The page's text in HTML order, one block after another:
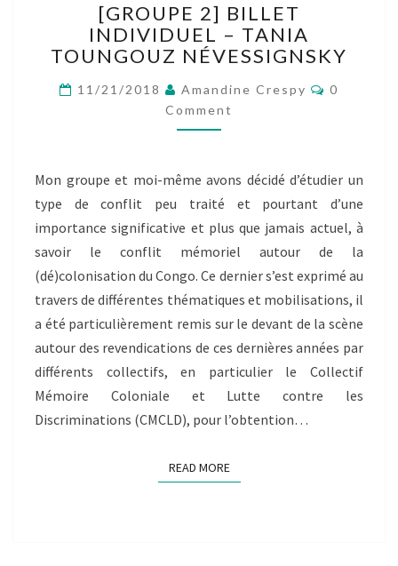
2]
BILLET
INDIVIDUEL
TANIA
TOUNGOUZ
NÉVESSIGNSKY
[GROUPE 2] BILLET
INDIVIDUEL – TANIA
TOUNGOUZ NÉVESSIGNSKY
11/21/2018 Amandine Crespy
0
Comment
Mon groupe et moi-même avons décidé d’étudier un
type de conflit peu traité et pourtant d’une
importance significative et plus que jamais actuel, à
savoir le conflit mémoriel autour de la
(dé)colonisation du Congo. Ce dernier s’est exprimé au
travers de différentes thématiques et mobilisations, il
a été particulièrement remis sur le devant de la scène
autour des revendications de ces dernières années par
différents collectifs, en particulier le Collectif
Mémoire Coloniale et Lutte contre les
Discriminations (CMCLD), pour l’obtention…
READ MOREREAD MORE